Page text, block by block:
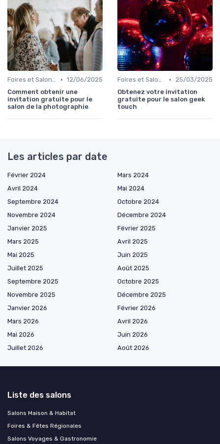
Foires et Salons Grand Public • 12/06/2025
Comment obtenir une
invitation gratuite pour le
salon de la photographie
Foires et Salons Grand Public •
25/03/2025
Obtenez votre invitation
gratuite pour le salon geek
touch
Les articles par date
Février 2024
Mars 2024
Avril 2024
Mai 2024
Septembre 2024
Octobre 2024
Novembre 2024
Décembre 2024
Janvier 2025
Février 2025
Mars 2025
Avril 2025
Mai 2025
Juin 2025
Juillet 2025
Août 2025
Septembre 2025
Octobre 2025
Novembre 2025
Décembre 2025
Janvier 2026
Février 2026
Mars 2026
Avril 2026
Mai 2026
Juin 2026
Juillet 2026
Août 2026
Liste des salons
Salons Maison & Habitat
Foires & Fêtes Régionales
Salons Voyages & Gastronomie